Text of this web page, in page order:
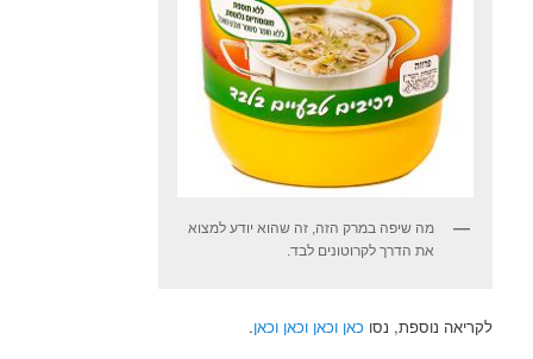
מה שיפה במרק הזה, זה שהוא יודע למצוא
את הדרך לקרוטונים לבד.
לקריאה נוספת, נסו כאן וכאן וכאן וכאן.